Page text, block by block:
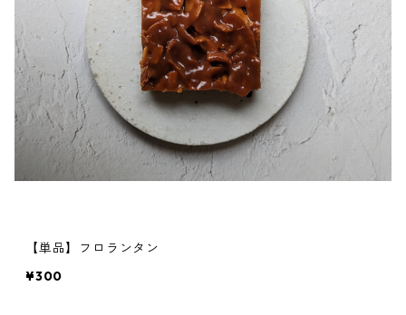
【単品】フロランタン
¥300